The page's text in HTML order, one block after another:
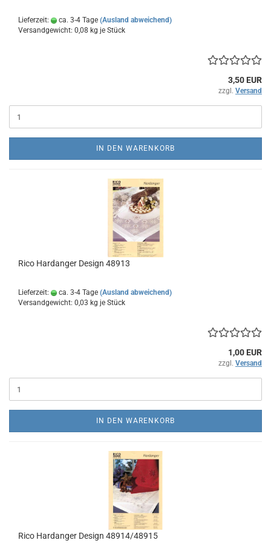
Lieferzeit: ca. 3-4 Tage (Ausland abweichend)
Versandgewicht: 0,08 kg je Stück
3,50 EUR
zzgl. Versand
IN DEN WARENKORB
Rico Hardanger Design 48913
Lieferzeit: ca. 3-4 Tage (Ausland abweichend)
Versandgewicht: 0,03 kg je Stück
1,00 EUR
zzgl. Versand
IN DEN WARENKORB
Rico Hardanger Design 48914/48915